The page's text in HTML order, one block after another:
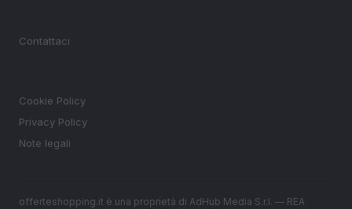
Contattaci
Cookie Policy
Privacy Policy
Note legali
offerteshopping.it è una proprietà di AdHub Media S.r.l. — REA